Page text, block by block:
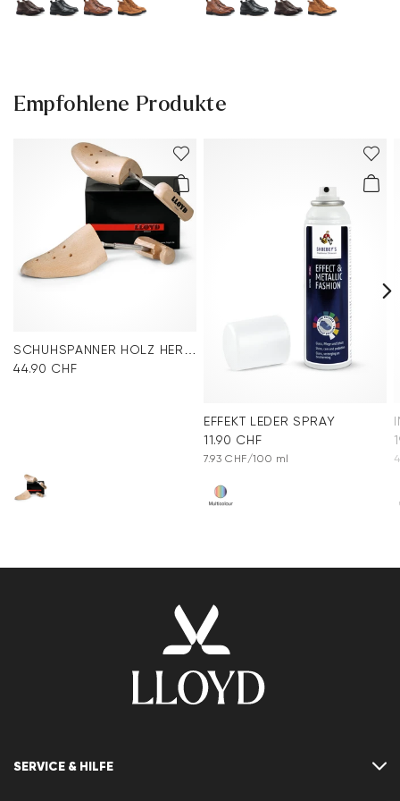
Empfohlene Produkte
SCHUHSPANNER HOLZ HERREN
44.90 CHF
EFFEKT LEDER SPRAY
11.90 CHF
7.93 CHF/100 ml
SERVICE & HILFE